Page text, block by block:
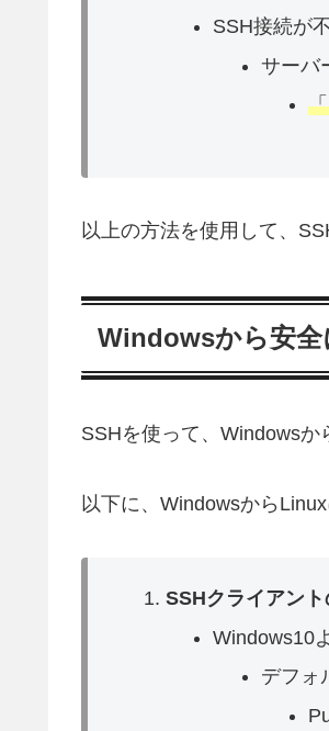
SSH接続が
サーバ
以上の方法を使用して、
Windowsから安
SSHを使って、Windowsか
以下に、Windowsから
SSHクライアン
Windows10
デフォ